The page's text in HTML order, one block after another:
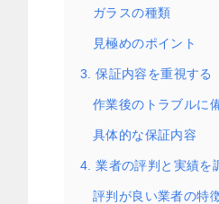
ガラスの種類
見極めのポイント
3. 保証内容を重視する
作業後のトラブルに
具体的な保証内容
4. 業者の評判と実績を
評判が良い業者の特